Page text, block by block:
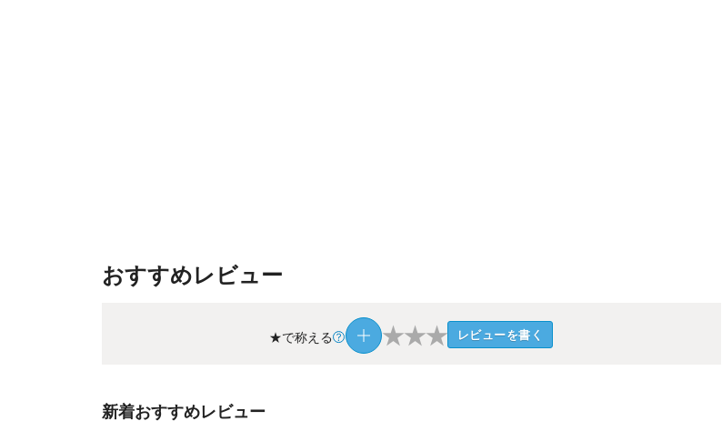
おすすめレビュー
★で称える ★★★ レビューを書く
新着おすすめレビュー